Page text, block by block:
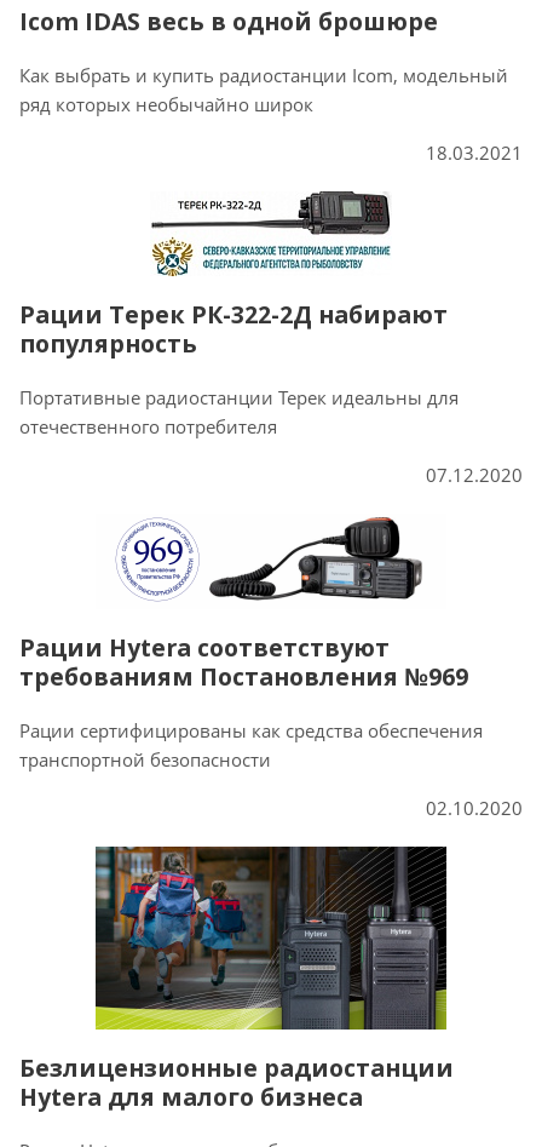
Icom IDAS весь в одной брошюре
Как выбрать и купить радиостанции Icom, модельный
ряд которых необычайно широк
18.03.2021
Рации Терек РК-322-2Д набирают
популярность
Портативные радиостанции Терек идеальны для
отечественного потребителя
07.12.2020
Рации Hytera соответствуют
требованиям Постановления №969
Рации сертифицированы как средства обеспечения
транспортной безопасности
02.10.2020
Безлицензионные радиостанции
Hytera для малого бизнеса